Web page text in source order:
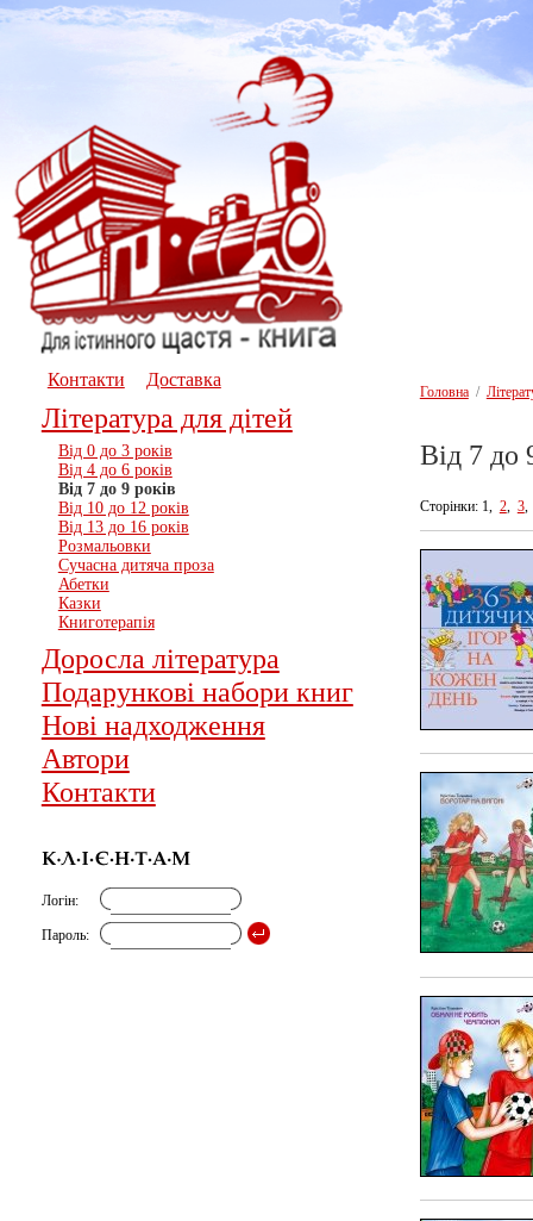
Контакти Доставка
Література для дітей
Вiд 0 до 3 рокiв
Вiд 4 до 6 рокiв
Вiд 7 до 9 рокiв
Вiд 10 до 12 рокiв
Вiд 13 до 16 рокiв
Розмальовки
Сучасна дитяча проза
Абетки
Казки
Книготерапія
Доросла література
Подарункові набори книг
Нові надходження
Автори
Контакти
Логін:
Пароль:
Головна/
Вiд 7 до
Сторінки: 1, 2, 3